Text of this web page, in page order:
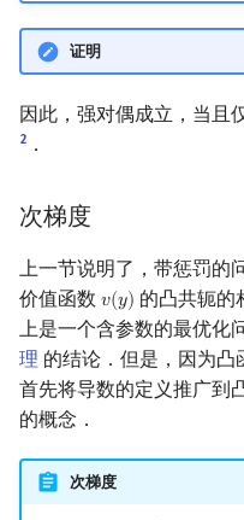
证明
因此，强对偶成立，当且
2 ．
次梯度
上一节说明了，带惩罚的
价值函数 𝑣(𝑦)
v(y) 的凸共轭的
上是一个含参数的最优化
理 的结论．但是，因为
首先将导数的定义推广到
的概念．
次梯度